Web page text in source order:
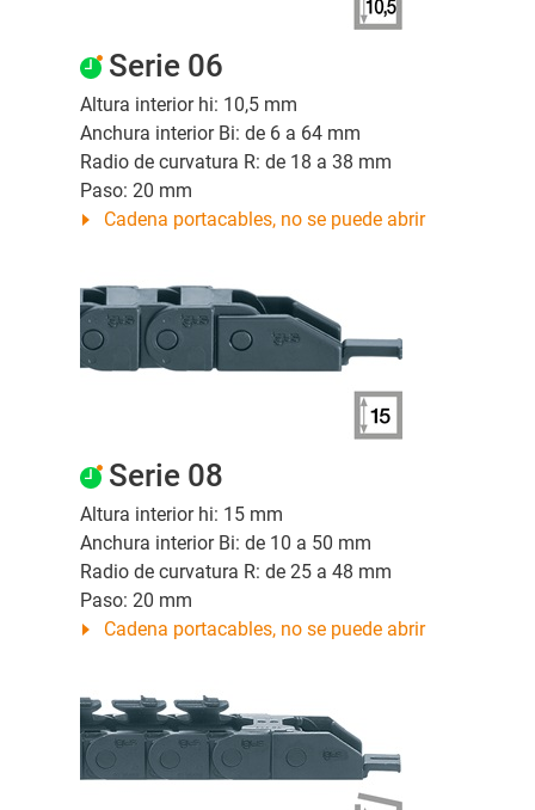
Serie 06
Altura interior hi: 10,5 mm
Anchura interior Bi: de 6 a 64 mm
Radio de curvatura R: de 18 a 38 mm
Paso: 20 mm
Cadena portacables, no se puede abrir
Serie 08
Altura interior hi: 15 mm
Anchura interior Bi: de 10 a 50 mm
Radio de curvatura R: de 25 a 48 mm
Paso: 20 mm
Cadena portacables, no se puede abrir